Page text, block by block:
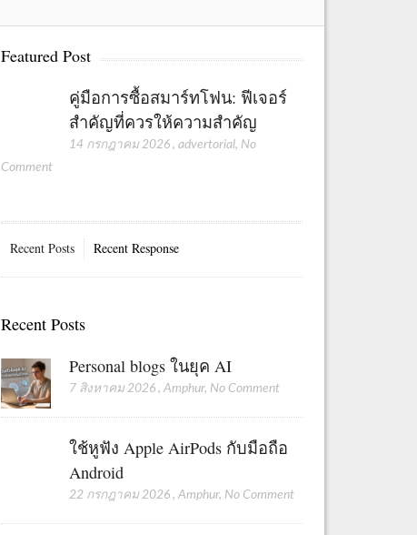
Featured Post
คู่มือการซื้อสมาร์ทโฟน: ฟีเจอร์
สำคัญที่ควรให้ความสำคัญ
14 กรกฎาคม 2026 ,advertorial, No
Comment
Recent Posts Recent Response
Recent Posts
Personal blogs ในยุค AI
7 สิงหาคม 2026 ,Amphur, No Comment
ใช้หูฟัง Apple AirPods กับมือถือ
Android
22 กรกฎาคม 2026 ,Amphur, No Comment